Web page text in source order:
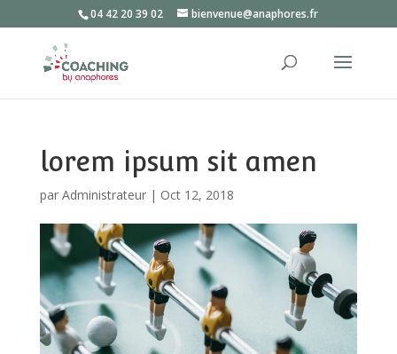
04 42 20 39 02 bienvenue@anaphores.fr
lorem ipsum sit amen
par Administrateur| Oct 12, 2018